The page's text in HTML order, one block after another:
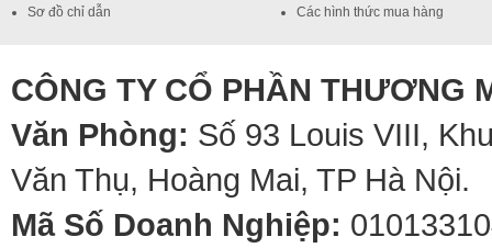
Sơ đồ chỉ dẫn
Các hình thức mua hàng
CÔNG TY CỔ PHẦN THƯƠNG
Văn Phòng: Số 93 Louis VIII,
Văn Thụ, Hoàng Mai, TP Hà Nội.
Mã Số Doanh Nghiệp: